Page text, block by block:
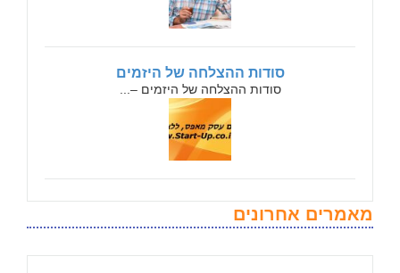
סודות ההצלחה של היזמים
סודות ההצלחה של היזמים –...
מאמרים אחרונים